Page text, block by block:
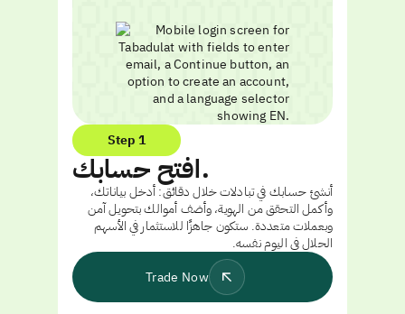
Step 1
افتح حسابك.
أنشئ حسابك في تبادلات خلال دقائق: أدخل بياناتك،
وأكمل التحقق من الهوية، وأضف أموالك بتحويل آمن
وبعملات متعددة. ستكون جاهزًا للاستثمار في الأسهم
الحلال في اليوم نفسه.
Trade Now